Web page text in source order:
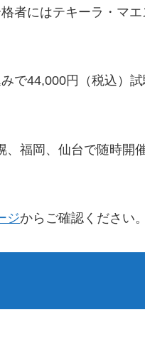
者にはテキーラ・マ
で44,000円（税込）
福岡、仙台で随時開
ジからご確認ください。